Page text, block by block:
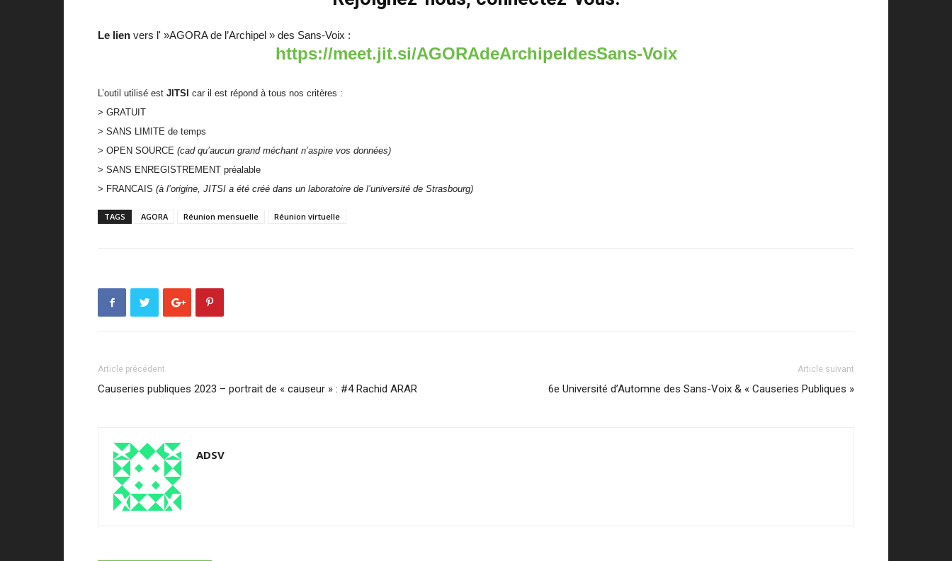
Le lien vers l' »AGORA de l’Archipel » des Sans-Voix :
https://meet.jit.si/AGORAdeArchipeldesSans-Voix
L’outil utilisé est JITSI car il est répond à tous nos critères :
> GRATUIT
> SANS LIMITE de temps
> OPEN SOURCE (cad qu’aucun grand méchant n’aspire vos données)
> SANS ENREGISTREMENT préalable
> FRANCAIS (à l’origine, JITSI a été créé dans un laboratoire de l’université de Strasbourg)
TAGS AGORA Réunion mensuelle Réunion virtuelle
Article précédent
Causeries publiques 2023 – portrait de « causeur » : #4 Rachid ARAR
Article suivant
6e Université d’Automne des Sans-Voix & « Causeries Publiques »
ADSV